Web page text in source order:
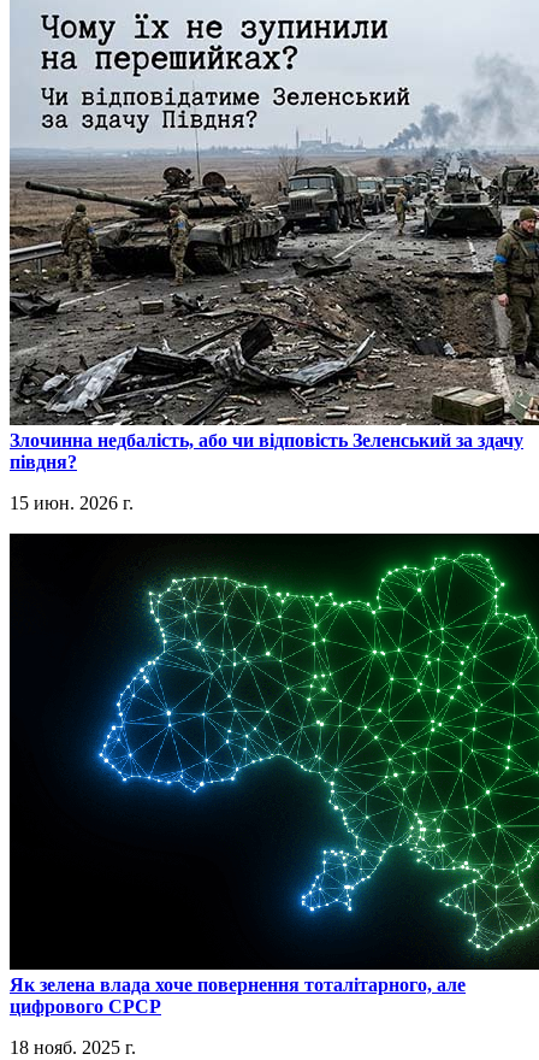
​Злочинна недбалість, або чи відповість Зеленський за здачу
півдня?
15 июн. 2026 г.
​Як зелена влада хоче повернення тоталітарного, але
цифрового СРСР
18 нояб. 2025 г.